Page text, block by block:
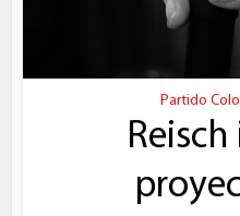
Partido